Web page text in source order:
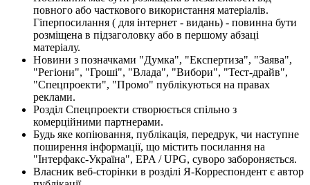
повного або часткового використання матеріалів.
Гіперпосилання ( для інтернет - видань) - повинна бути
розміщена в підзаголовку або в першому абзаці
матеріалу.
Новини з позначками "Думка", "Експертиза", "Заява",
"Регіони", "Гроші", "Влада", "Вибори", "Тест-драйв",
"Спецпроекти", "Промо" публікуються на правах
реклами.
Розділ Спецпроекти створюється спільно з
комерційними партнерами.
Будь яке копіювання, публікація, передрук, чи наступне
поширення інформації, що містить посилання на
"Інтерфакс-Україна", EPA / UPG, суворо забороняється.
Власник веб-сторінки в розділі Я-Корреспондент є автор